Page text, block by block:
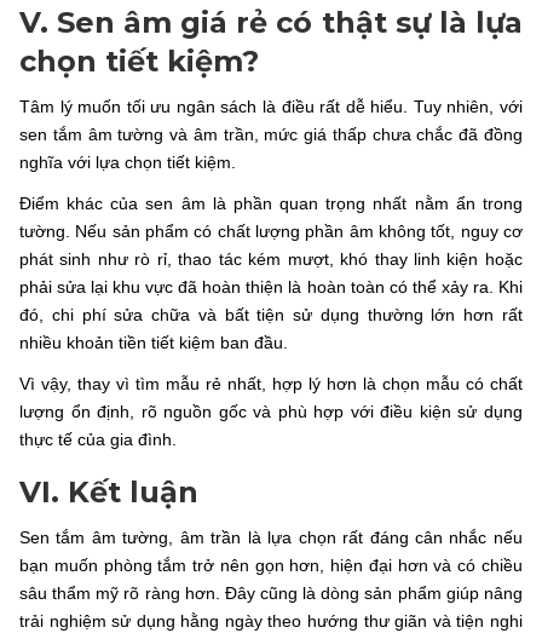
V. Sen âm giá rẻ có thật sự là lựa
chọn tiết kiệm?
Tâm lý muốn tối ưu ngân sách là điều rất dễ hiểu. Tuy nhiên, với
sen tắm âm tường và âm trần, mức giá thấp chưa chắc đã đồng
nghĩa với lựa chọn tiết kiệm.
Điểm khác của sen âm là phần quan trọng nhất nằm ẩn trong
tường. Nếu sản phẩm có chất lượng phần âm không tốt, nguy cơ
phát sinh như rò rỉ, thao tác kém mượt, khó thay linh kiện hoặc
phải sửa lại khu vực đã hoàn thiện là hoàn toàn có thể xảy ra. Khi
đó, chi phí sửa chữa và bất tiện sử dụng thường lớn hơn rất
nhiều khoản tiền tiết kiệm ban đầu.
Vì vậy, thay vì tìm mẫu rẻ nhất, hợp lý hơn là chọn mẫu có chất
lượng ổn định, rõ nguồn gốc và phù hợp với điều kiện sử dụng
thực tế của gia đình.
VI. Kết luận
Sen tắm âm tường, âm trần là lựa chọn rất đáng cân nhắc nếu
bạn muốn phòng tắm trở nên gọn hơn, hiện đại hơn và có chiều
sâu thẩm mỹ rõ ràng hơn. Đây cũng là dòng sản phẩm giúp nâng
trải nghiệm sử dụng hằng ngày theo hướng thư giãn và tiện nghi